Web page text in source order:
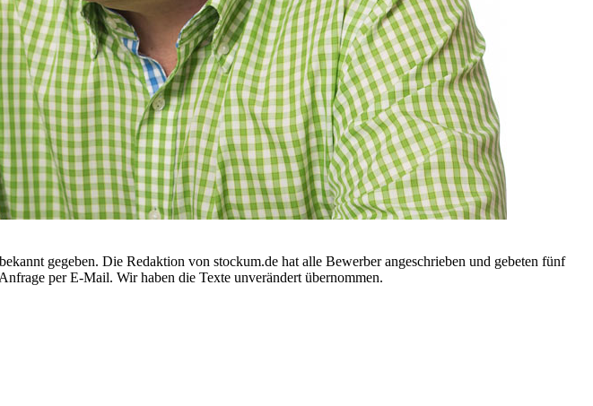
gegeben. Die Redaktion von stockum.de hat alle Bewerber angeschrieben und gebeten fünf
per E-Mail. Wir haben die Texte unverändert übernommen.